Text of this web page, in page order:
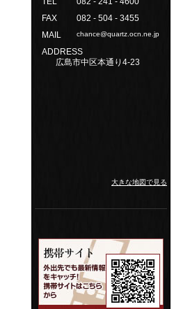
FAX
082 - 504 - 3455
MAIL
chance@quartz.ocn.ne.jp
ADDRESS
広島市中区本通り4-23
大きな地図で見る